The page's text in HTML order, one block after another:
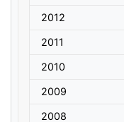
2012
2011
2010
2009
2008